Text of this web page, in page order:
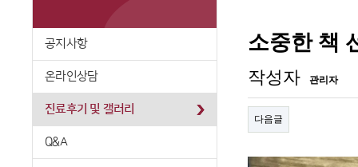
공지사항
온라인상담
진료후기 및 갤러리
Q&A